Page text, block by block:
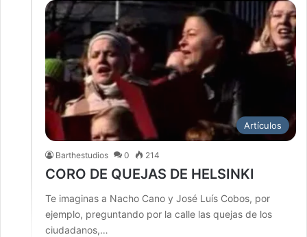
Artículos
Barthestudios 0 214
CORO DE QUEJAS DE HELSINKI
Te imaginas a Nacho Cano y José Luís Cobos, por
ejemplo, preguntando por la calle las quejas de los
ciudadanos,…